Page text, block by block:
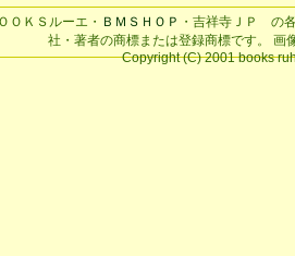
ＯＫＳルーエ・ ＢＭＳＨＯＰ ・吉祥寺ＪＰ の
社・著者の商標または登録商標です。 画
Copyright (C) 2001 books